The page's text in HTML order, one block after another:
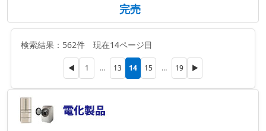
完売
検索結果：562件 現在14ページ目
◀ 1 … 13 14 15 … 19 ▶